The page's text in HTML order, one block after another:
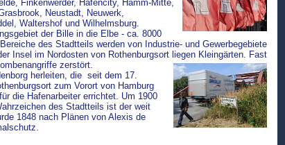
Finkenwerder, Hafencity, Hamm-Mitte,
Neustadt, Neuwerk,
Waltershof und Wilhelmsburg.
der Bille in die Elbe - ca. 8000
des Stadtteils werden von Industrie- und Gewerbegebiete
Insel im Nordosten von Rothenburgsort liegen Kleingärten. Fast
zerstört.
herleiten, die seit dem 17.
zum Vorort von Hamburg
die Hafenarbeiter errichtet. Um 1900
des Stadtteils ist der weit
1848 nach Plänen von Alexis de